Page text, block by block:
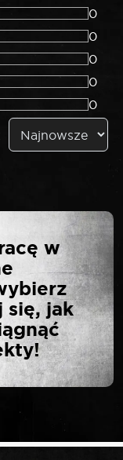
0
0
0
0
0
NIT
X 12
w
się, jak